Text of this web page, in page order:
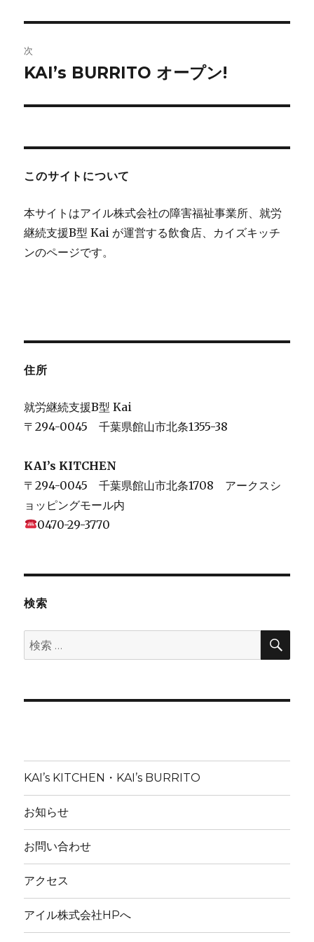
ビ
ゲ
ー
投
稿:
次
次
投
KAI’s BURRITO オープン!
このサイトについて
本サイトはアイル株式会社の障害福祉事業所、就労
継続支援B型 Kai が運営する飲食店、カイズキッチ
ンのページです。
住所
就労継続支援B型 Kai
〒294-0045 千葉県館山市北条1355-38
KAI’s KITCHEN
〒294-0045 千葉県館山市北条1708 アークスシ
ョッピングモール内
0470-29-3770
検索
検
索:
検
KAI’s KITCHEN・KAI’s BURRITO
お知らせ
お問い合わせ
アクセス
アイル株式会社HPへ